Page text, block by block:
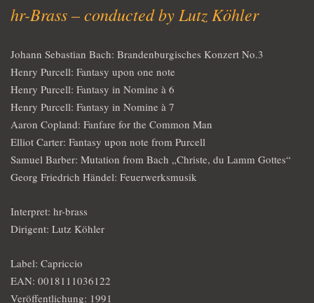
hr-Brass – conducted by Lutz Köhler
Johann Sebastian Bach: Brandenburgisches Konzert No.3
Henry Purcell: Fantasy upon one note
Henry Purcell: Fantasy in Nomine à 6
Henry Purcell: Fantasy in Nomine à 7
Aaron Copland: Fanfare for the Common Man
Elliot Carter: Fantasy upon note from Purcell
Samuel Barber: Mutation from Bach „Christe, du Lamm Gottes“
Georg Friedrich Händel: Feuerwerksmusik
Interpret: hr-brass
Dirigent: Lutz Köhler
Label: Capriccio
EAN: 0018111036122
Veröffentlichung: 1991